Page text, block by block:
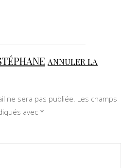
ANNULER LA
ne sera pas publiée. Les champs
avec *